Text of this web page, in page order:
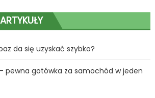
da się uzyskać szybko?
pewna gotówka za samochód w jeden